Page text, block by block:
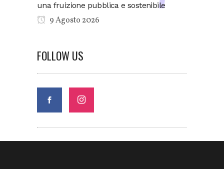
una fruizione pubblica e sostenibile
9 Agosto 2026
FOLLOW US